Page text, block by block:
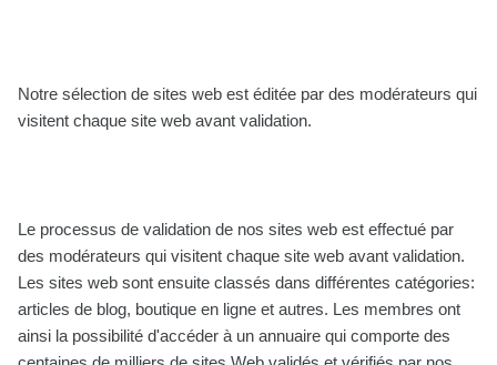
Notre sélection de sites web est éditée par des modérateurs qui
visitent chaque site web avant validation.
Le processus de validation de nos sites web est effectué par
des modérateurs qui visitent chaque site web avant validation.
Les sites web sont ensuite classés dans différentes catégories:
articles de blog, boutique en ligne et autres. Les membres ont
ainsi la possibilité d'accéder à un annuaire qui comporte des